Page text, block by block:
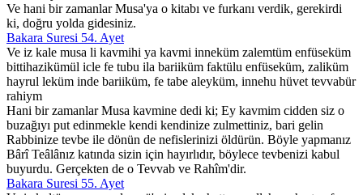
Ve hani bir zamanlar Musa'ya o kitabı ve furkanı verdik, gerekirdi
ki, doğru yolda gidesiniz.
Bakara Suresi 54. Ayet
Ve iz kale musa li kavmihi ya kavmi inneküm zalemtüm enfüseküm
bittihazikümül icle fe tubu ila bariiküm faktülu enfüseküm, zaliküm
hayrul leküm inde bariiküm, fe tabe aleyküm, innehu hüvet tevvabür
rahiym
Hani bir zamanlar Musa kavmine dedi ki; Ey kavmim cidden siz o
buzağıyı put edinmekle kendi kendinize zulmettiniz, bari gelin
Rabbinize tevbe ile dönün de nefislerinizi öldürün. Böyle yapmanız
Bârî Teâlânız katında sizin için hayırlıdır, böylece tevbenizi kabul
buyurdu. Gerçekten de o Tevvab ve Rahîm'dir.
Bakara Suresi 55. Ayet